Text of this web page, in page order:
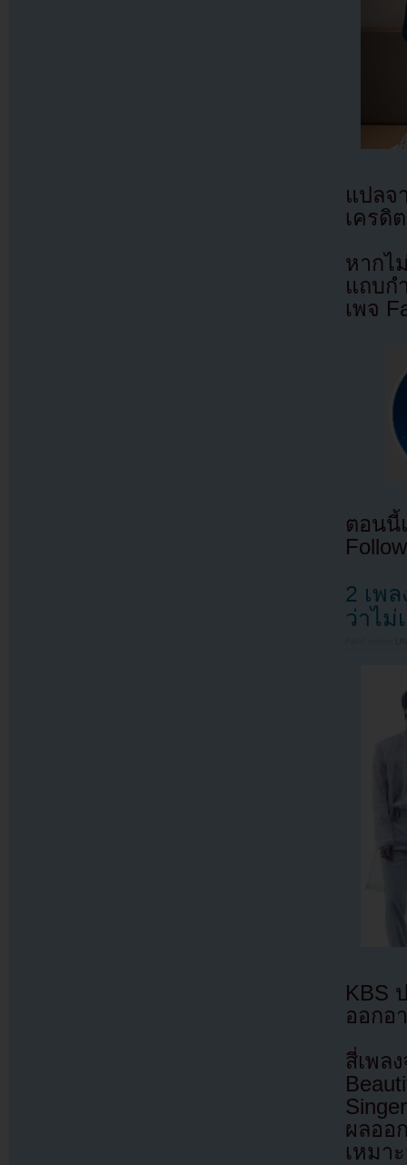
แปล
เครดิ
หากไ
แถบก
เพจ
ตอนนี้
2 เพ
ว่าไม่
KBS
ออกอ
สี่เพล
ผลออ
เหมา